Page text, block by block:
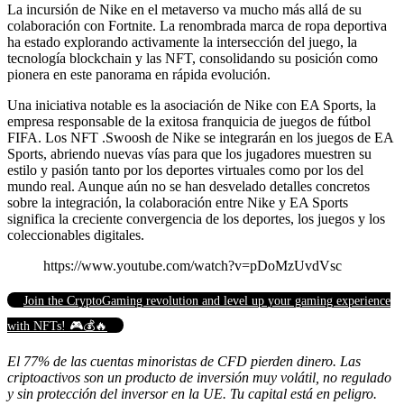
La incursión de Nike en el metaverso va mucho más allá de su
colaboración con Fortnite. La renombrada marca de ropa deportiva
ha estado explorando activamente la intersección del juego, la
tecnología blockchain y las NFT, consolidando su posición como
pionera en este panorama en rápida evolución.
Una iniciativa notable es la asociación de Nike con EA Sports, la
empresa responsable de la exitosa franquicia de juegos de fútbol
FIFA. Los NFT .Swoosh de Nike se integrarán en los juegos de EA
Sports, abriendo nuevas vías para que los jugadores muestren su
estilo y pasión tanto por los deportes virtuales como por los del
mundo real. Aunque aún no se han desvelado detalles concretos
sobre la integración, la colaboración entre Nike y EA Sports
significa la creciente convergencia de los deportes, los juegos y los
coleccionables digitales.
https://www.youtube.com/watch?v=pDoMzUvdVsc
Join the CryptoGaming revolution and level up your gaming experience
with NFTs! 🎮💰🔥
El 77% de las cuentas minoristas de CFD pierden dinero. Las
criptoactivos son un producto de inversión muy volátil, no regulado
y sin protección del inversor en la UE. Tu capital está en peligro.